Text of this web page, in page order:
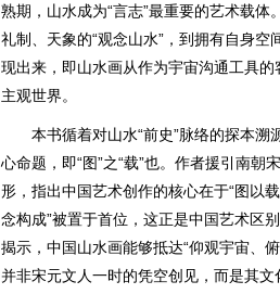
熟期，山水成为“言志”最重要的艺术载
礼制、天象的“观念山水”，到拥有自身空
现出来，即山水画从作为宇宙沟通工具
主观世界。
本书循着对山水“前史”脉络的探本溯
心命题，即“图”之“载”也。作者援引南
形，指出中国艺术创作的核心在于“图以
念构成”被置于首位，这正是中国艺术区
揭示，中国山水画能够抵达“仰观宇宙、
并非宋元文人一时的凭空创见，而是其